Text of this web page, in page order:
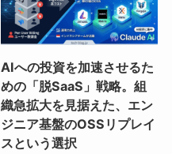
AIへの投資を加速させるた
めの「脱SaaS」戦略。組
織急拡大を見据えた、エン
ジニア基盤のOSSリプレイ
スという選択